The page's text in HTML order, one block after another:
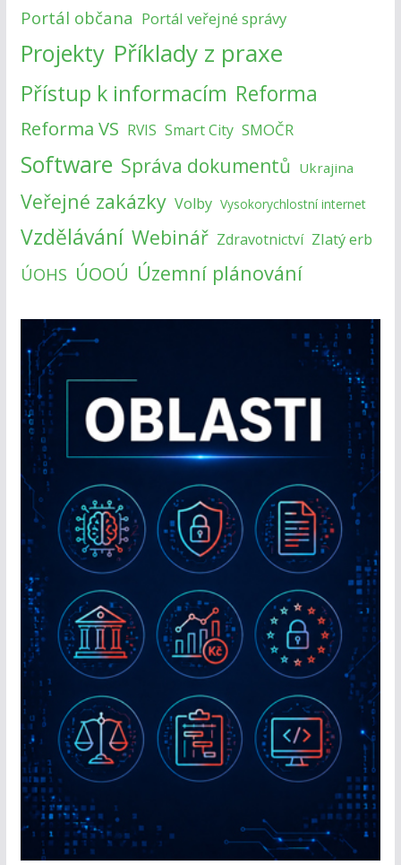
Portál občana Portál veřejné správy
Projekty Příklady z praxe
Přístup k informacím Reforma
Reforma VS RVIS Smart City SMOČR
Software Správa dokumentů Ukrajina
Veřejné zakázky Volby Vysokorychlostní internet
Vzdělávání Webinář Zdravotnictví Zlatý erb
ÚOHS ÚOOÚ Územní plánování